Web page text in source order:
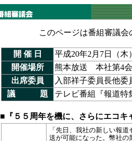
このページは番組審議
開 催 日
平成20年2月7日（木
開催場所
熊本放送 本社第4
出席委員
入部祥子委員長他
議 題
テレビ番組『報道
■『５５周年を機に、さらにエコキ
「先日、我社の新しい報
送が可能になった。幣社の